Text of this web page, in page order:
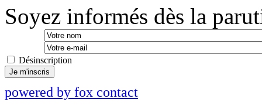
Soyez informés dès la
Désinscription
Je m'inscris
powered by fox contact